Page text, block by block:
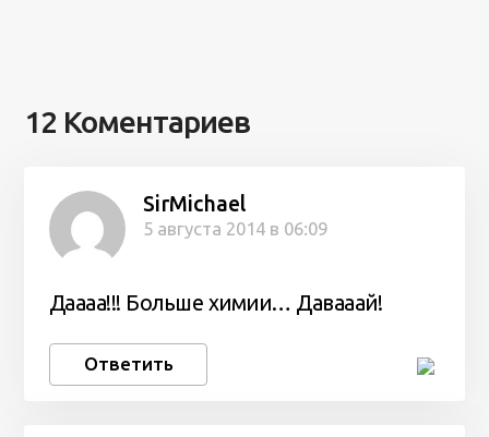
12 Коментариев
SirMichael
5 августа 2014 в 06:09
Даааа!!! Больше химии… Давааай!
Ответить